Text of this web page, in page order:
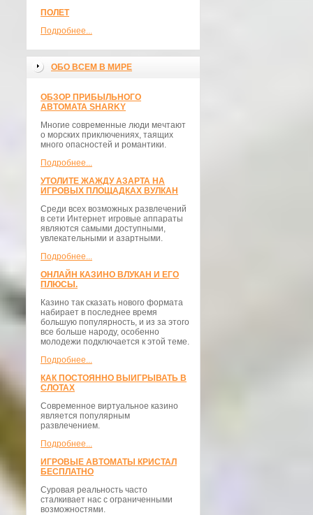
ПОЛЕТ
Подробнее...
ОБО ВСЕМ В МИРЕ
ОБЗОР ПРИБЫЛЬНОГО
АВТОМАТА SHARKY
Многие современные люди мечтают
о морских приключениях, таящих
много опасностей и романтики.
Подробнее...
УТОЛИТЕ ЖАЖДУ АЗАРТА НА
ИГРОВЫХ ПЛОЩАДКАХ ВУЛКАН
Среди всех возможных развлечений
в сети Интернет игровые аппараты
являются самыми доступными,
увлекательными и азартными.
Подробнее...
ОНЛАЙН КАЗИНО ВЛУКАН И ЕГО
ПЛЮСЫ.
Казино так сказать нового формата
набирает в последнее время
большую популярность, и из за этого
все больше народу, особенно
молодежи подключается к этой теме.
Подробнее...
КАК ПОСТОЯННО ВЫИГРЫВАТЬ В
СЛОТАХ
Современное виртуальное казино
является популярным
развлечением.
Подробнее...
ИГРОВЫЕ АВТОМАТЫ КРИСТАЛ
БЕСПЛАТНО
Суровая реальность часто
сталкивает нас с ограниченными
возможностями.